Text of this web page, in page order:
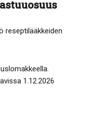
reseptilääkkeiden
1.12.2026